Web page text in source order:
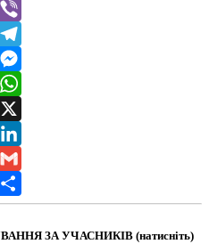
Facebook
Viber
Telegram
Messenger
WhatsApp
X
LinkedIn
Gmail
Share
ЗА УЧАСНИКІВ (натисніть)